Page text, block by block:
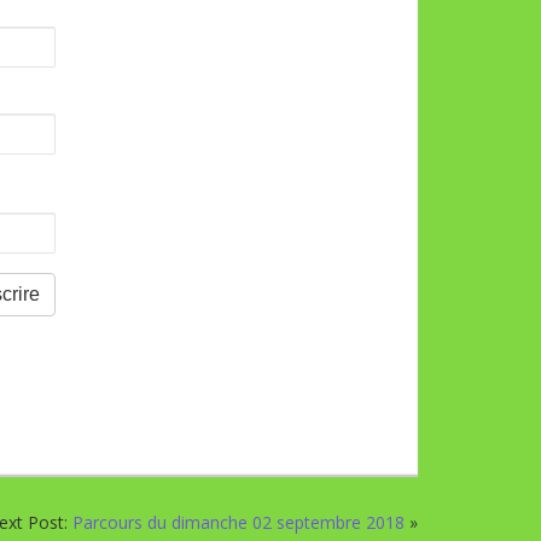
Post: Parcours du dimanche 02 septembre 2018 »